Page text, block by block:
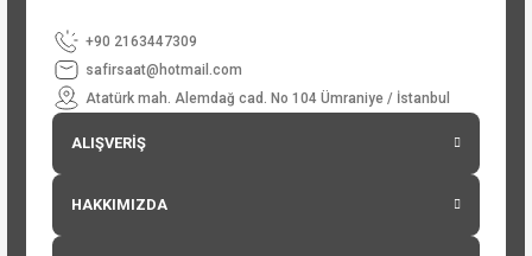
+90 2163447309
safirsaat@hotmail.com
Atatürk mah. Alemdağ cad. No 104 Ümraniye / İstanbul
ALIŞVERİŞ
HAKKIMIZDA